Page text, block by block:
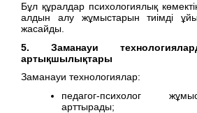
Бұл құралдар психологиялық
алдын алу жұмыстарын тиімді
жасайды.
5. Заманауи
артықшылықтары
Заманауи технологиялар:
педагог-психолог
арттырады;